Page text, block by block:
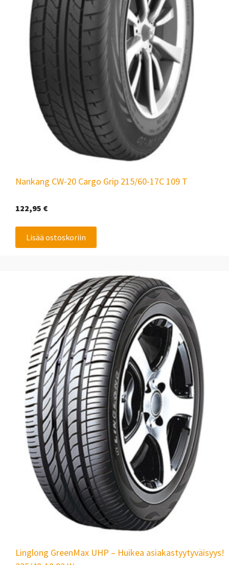
Nankang CW-20 Cargo Grip 215/60-17C 109 T
122,95 €
Lisää ostoskoriin
Linglong GreenMax UHP – Huikea asiakastyytyväisyys!